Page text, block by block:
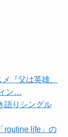
『父は英雄、
ン…
語りシングル
routine life」の